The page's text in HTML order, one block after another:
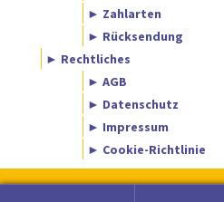
► Zahlarten
► Rücksendung
► Rechtliches
► AGB
► Datenschutz
► Impressum
► Cookie-Richtlinie